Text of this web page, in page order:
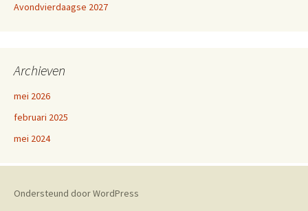
Avondvierdaagse 2027
Archieven
mei 2026
februari 2025
mei 2024
Ondersteund door WordPress